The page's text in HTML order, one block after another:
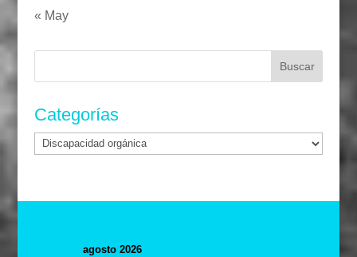
« May
Categorías
Categorías
agosto 2026